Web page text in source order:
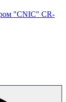
"CNIC" CR-